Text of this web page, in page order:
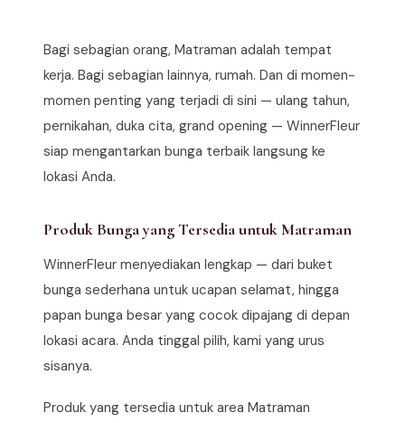
Bagi sebagian orang, Matraman adalah tempat
kerja. Bagi sebagian lainnya, rumah. Dan di momen-
momen penting yang terjadi di sini — ulang tahun,
pernikahan, duka cita, grand opening — WinnerFleur
siap mengantarkan bunga terbaik langsung ke
lokasi Anda.
Produk Bunga yang Tersedia untuk Matraman
WinnerFleur menyediakan lengkap — dari buket
bunga sederhana untuk ucapan selamat, hingga
papan bunga besar yang cocok dipajang di depan
lokasi acara. Anda tinggal pilih, kami yang urus
sisanya.
Produk yang tersedia untuk area Matraman